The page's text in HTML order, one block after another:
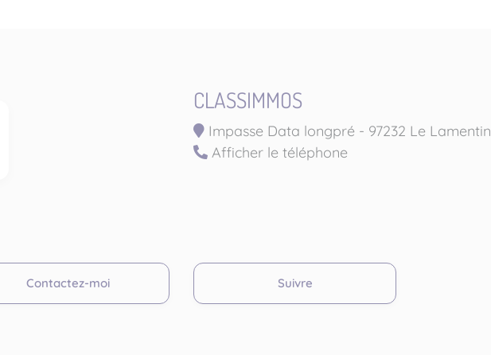
CLASSIMMOS
Impasse Data longpré - 97232 Le Lamentin
Afficher le téléphone
Contactez-moi Suivre